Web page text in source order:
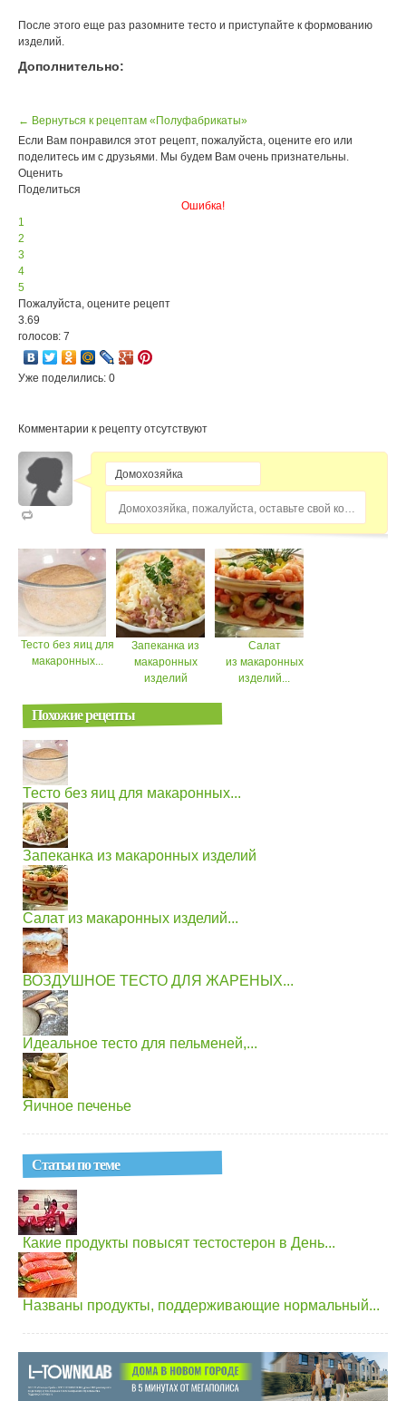
После этого еще раз разомните тесто и приступайте к формованию
изделий.
Дополнительно:
← Вернуться к рецептам «Полуфабрикаты»
Если Вам понравился этот рецепт, пожалуйста, оцените его или
поделитесь им с друзьями. Мы будем Вам очень признательны.
Оценить
Поделиться
Ошибка!
1
2
3
4
5
Пожалуйста, оцените рецепт
3.69
голосов: 7
Уже поделились: 0
Комментарии к рецепту отсутствуют
Домохозяйка, пожалуйста, оставьте свой комментарий...
Тесто без яиц для
макаронных...
Запеканка из
макаронных
изделий
Салат
из макаронных
изделий...
Похожие рецепты
Тесто без яиц для макаронных...
Запеканка из макаронных изделий
Салат из макаронных изделий...
ВОЗДУШНОЕ ТЕСТО ДЛЯ ЖАРЕНЫХ...
Идеальное тесто для пельменей,...
Яичное печенье
Статьи по теме
Какие продукты повысят тестостерон в День...
Названы продукты, поддерживающие нормальный...